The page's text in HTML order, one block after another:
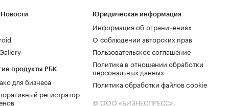
продукты РБК
для бизнеса
регистратор
Юридическая информация
Информация об ограничениях
О соблюдении авторских прав
Пользовательское соглашение
Политика в отношении обработки
персональных данных
Политика обработки файлов cookie
© ООО «БИЗНЕСПРЕСС»,